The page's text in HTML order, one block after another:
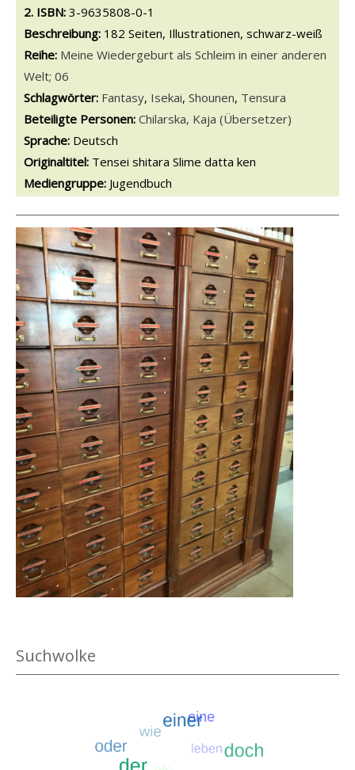
2. ISBN: 3-9635808-0-1
Beschreibung: 182 Seiten, Illustrationen, schwarz-weiß
Reihe: Meine Wiedergeburt als Schleim in einer anderen
Welt; 06
Schlagwörter: Fantasy, Isekai, Shounen, Tensura
Beteiligte Personen: Suche nach dieser Beteiligten Person
Chilarska, Kaja (Übersetzer)
Sprache: Deutsch
Originaltitel: Tensei shitara Slime datta ken
Mediengruppe: Jugendbuch
Suchwolke